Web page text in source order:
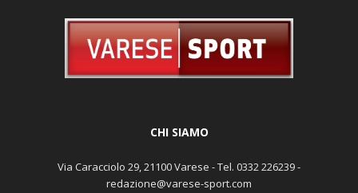
redazione@varese-sport.com
Aut. del trib. di Varese n. 345 del 09-02-1979 - Prodotto da Sunrise